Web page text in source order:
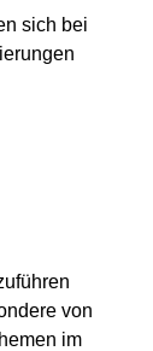
sich bei
von
im